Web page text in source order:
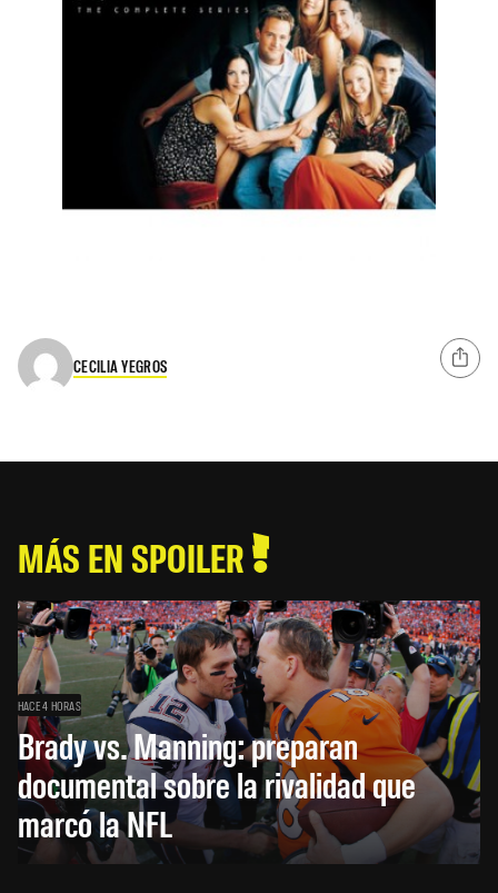
CECILIA YEGROS
MÁS EN SPOILER
HACE 4 HORAS
Brady vs. Manning: preparan
documental sobre la rivalidad que
marcó la NFL